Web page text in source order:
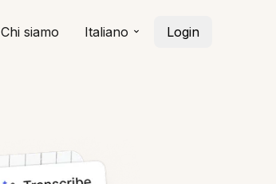
Chi siamo Italiano Login